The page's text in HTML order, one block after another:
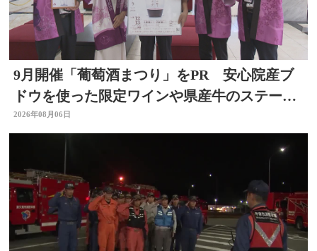
9月開催「葡萄酒まつり」をPR 安心院産ブ
ドウを使った限定ワインや県産牛のステーキ
など 大分
2026年08月06日